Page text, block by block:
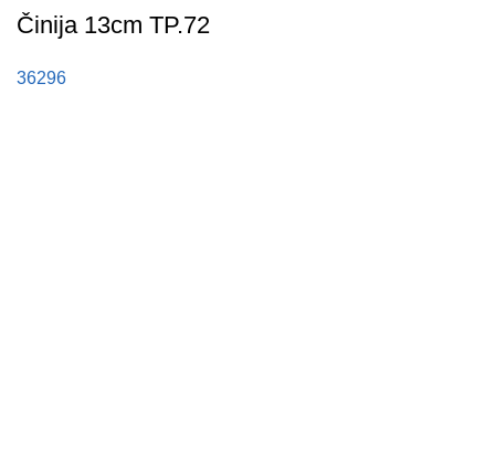
Činija 13cm TP.72
36296